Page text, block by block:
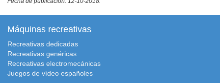
Máquinas recreativas
Recreativas dedicadas
Recreativas genéricas
Recreativas electromecánicas
Juegos de vídeo españoles